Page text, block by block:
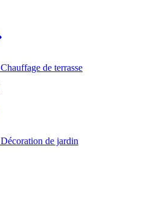
Chauffage de terrasse
Décoration de jardin